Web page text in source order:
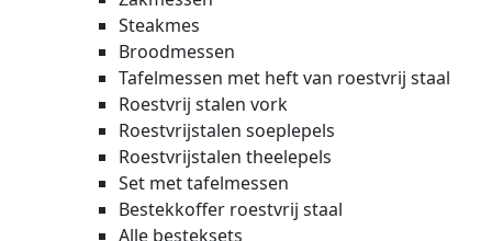
Steakmes
Broodmessen
Tafelmessen met heft van roestvrij staal
Roestvrij stalen vork
Roestvrijstalen soeplepels
Roestvrijstalen theelepels
Set met tafelmessen
Bestekkoffer roestvrij staal
Alle besteksets